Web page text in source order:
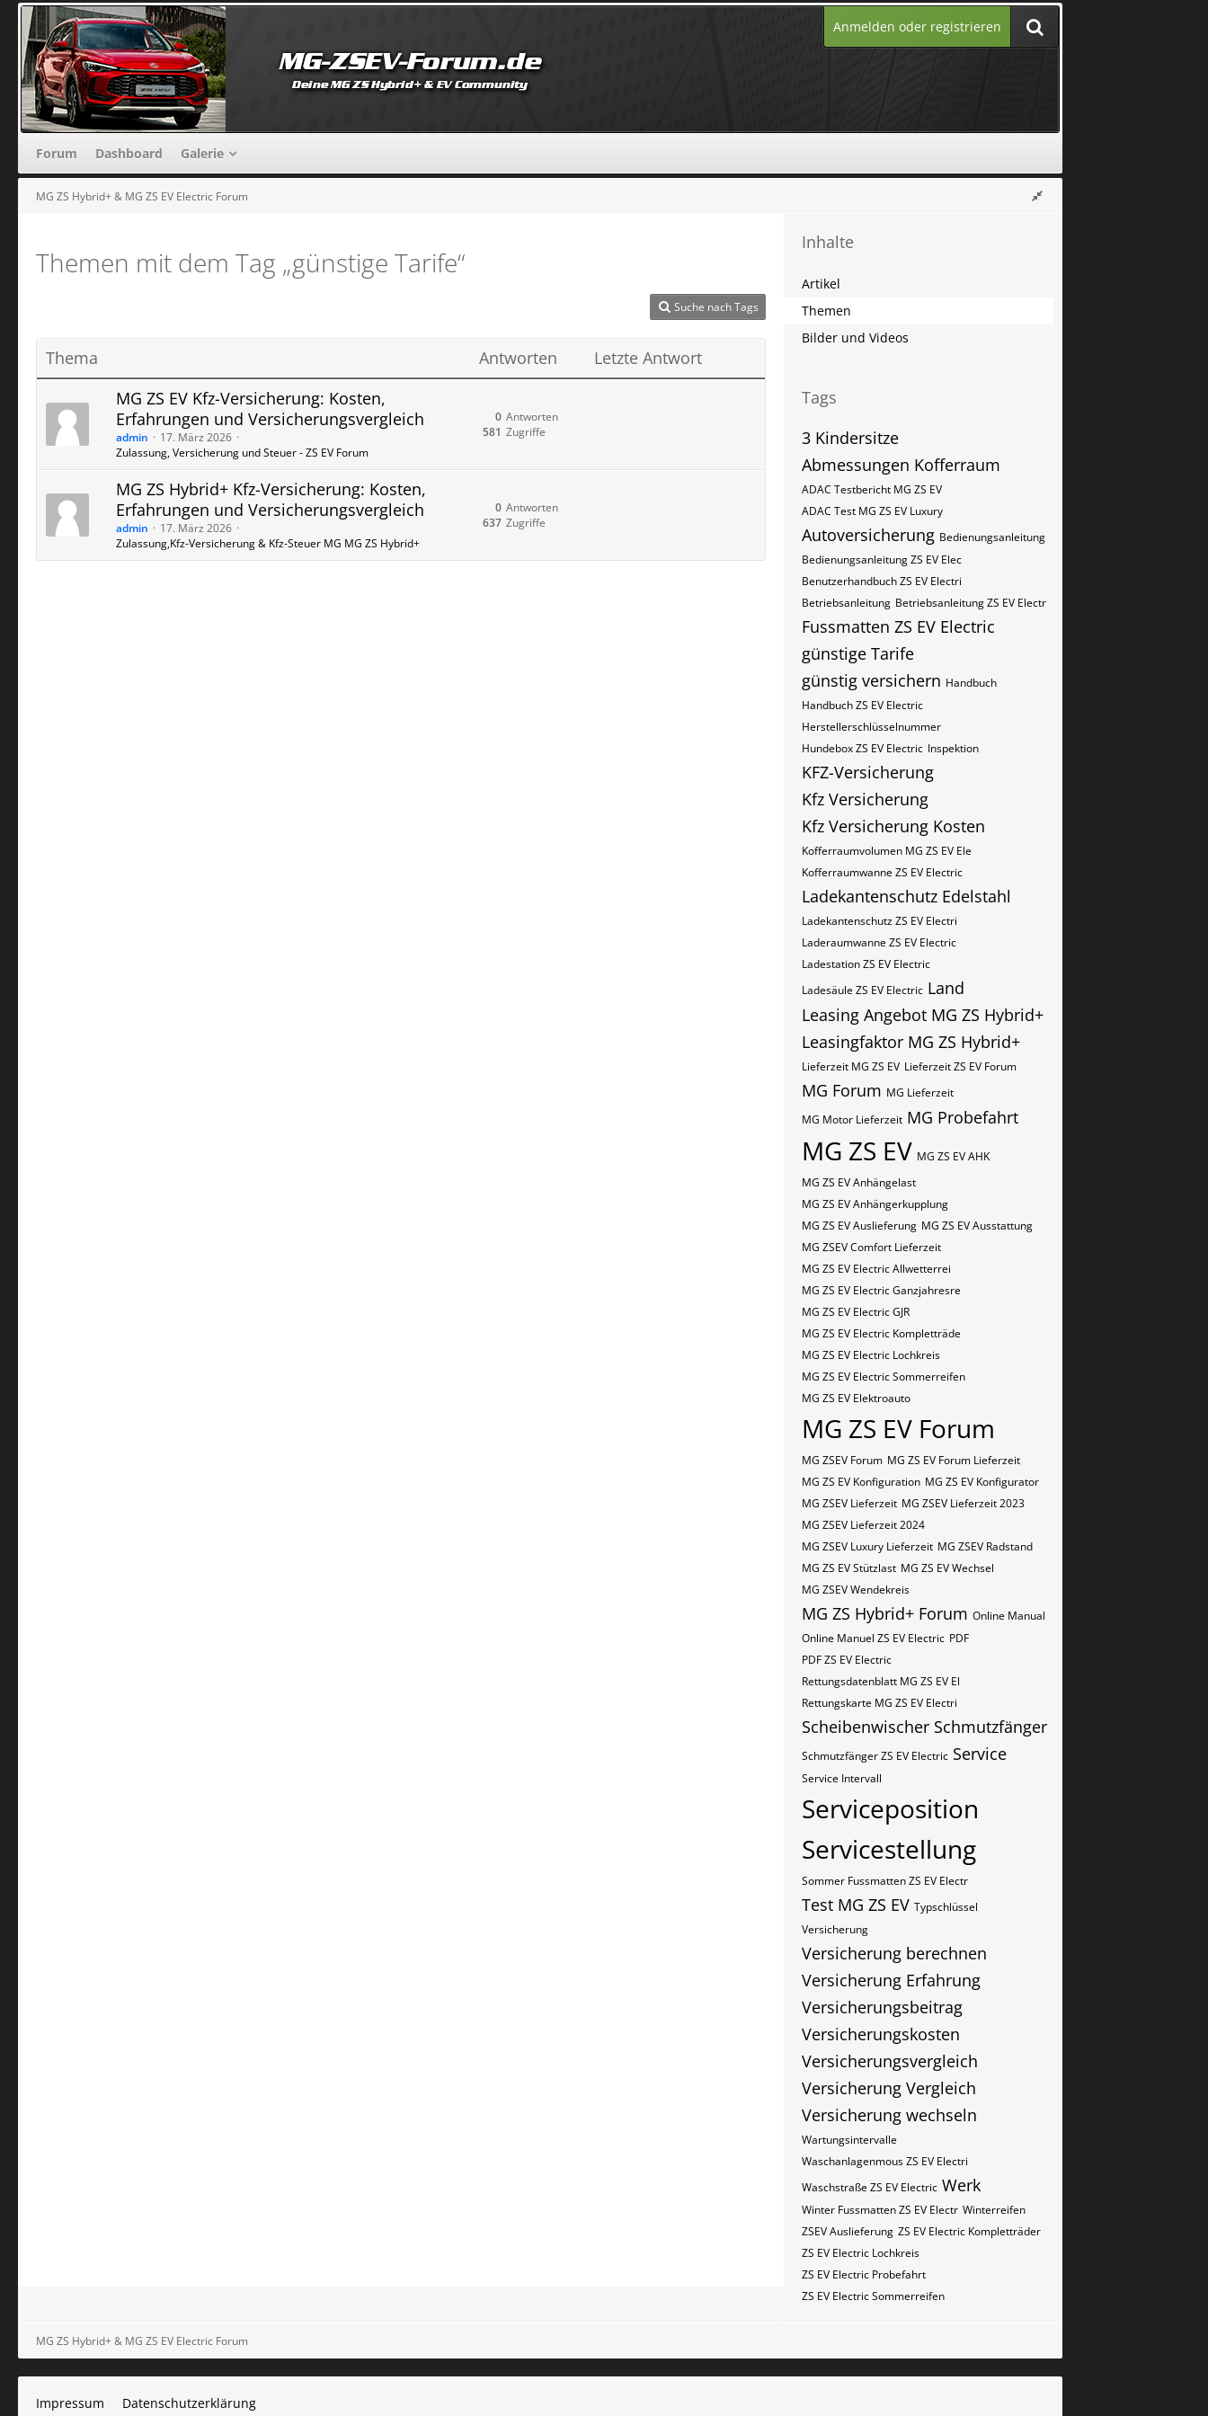
Anmelden oder registrieren
Forum Dashboard Galerie
MG ZS Hybrid+ & MG ZS EV Electric Forum
Themen mit dem Tag „günstige Tarife“
Suche nach Tags
Thema Antworten
Letzte Antwort
MG ZS EV Kfz-Versicherung: Kosten,
Erfahrungen und Versicherungsvergleich
admin
17. März 2026
Zulassung, Versicherung und Steuer - ZS EV Forum
Antworten
0
Zugriffe
581
MG ZS Hybrid+ Kfz-Versicherung: Kosten,
Erfahrungen und Versicherungsvergleich
admin
17. März 2026
Zulassung,Kfz-Versicherung & Kfz-Steuer MG MG ZS Hybrid+
Antworten
0
Zugriffe
637
Inhalte
Artikel
Themen
Bilder und Videos
Tags
3 Kindersitze
Abmessungen Kofferraum
ADAC Testbericht MG ZS EV
ADAC Test MG ZS EV Luxury
Autoversicherung Bedienungsanleitung
Bedienungsanleitung ZS EV Elec
Benutzerhandbuch ZS EV Electri
Betriebsanleitung Betriebsanleitung ZS EV Electr
Fussmatten ZS EV Electric
günstige Tarife
günstig versichern Handbuch
Handbuch ZS EV Electric
Herstellerschlüsselnummer
Hundebox ZS EV Electric Inspektion
KFZ-Versicherung
Kfz Versicherung
Kfz Versicherung Kosten
Kofferraumvolumen MG ZS EV Ele
Kofferraumwanne ZS EV Electric
Ladekantenschutz Edelstahl
Ladekantenschutz ZS EV Electri
Laderaumwanne ZS EV Electric
Ladestation ZS EV Electric
Ladesäule ZS EV Electric Land
Leasing Angebot MG ZS Hybrid+
Leasingfaktor MG ZS Hybrid+
Lieferzeit MG ZS EV Lieferzeit ZS EV Forum
MG Forum MG Lieferzeit
MG Motor Lieferzeit MG Probefahrt
MG ZS EV MG ZS EV AHK
MG ZS EV Anhängelast
MG ZS EV Anhängerkupplung
MG ZS EV Auslieferung MG ZS EV Ausstattung
MG ZSEV Comfort Lieferzeit
MG ZS EV Electric Allwetterrei
MG ZS EV Electric Ganzjahresre
MG ZS EV Electric GJR
MG ZS EV Electric Kompletträde
MG ZS EV Electric Lochkreis
MG ZS EV Electric Sommerreifen
MG ZS EV Elektroauto
MG ZS EV Forum
MG ZSEV Forum MG ZS EV Forum Lieferzeit
MG ZS EV Konfiguration MG ZS EV Konfigurator
MG ZSEV Lieferzeit MG ZSEV Lieferzeit 2023
MG ZSEV Lieferzeit 2024
MG ZSEV Luxury Lieferzeit MG ZSEV Radstand
MG ZS EV Stützlast MG ZS EV Wechsel
MG ZSEV Wendekreis
MG ZS Hybrid+ Forum Online Manual
Online Manuel ZS EV Electric PDF
PDF ZS EV Electric
Rettungsdatenblatt MG ZS EV El
Rettungskarte MG ZS EV Electri
Scheibenwischer Schmutzfänger
Schmutzfänger ZS EV Electric Service
Service Intervall
Serviceposition
Servicestellung
Sommer Fussmatten ZS EV Electr
Test MG ZS EV Typschlüssel
Versicherung
Versicherung berechnen
Versicherung Erfahrung
Versicherungsbeitrag
Versicherungskosten
Versicherungsvergleich
Versicherung Vergleich
Versicherung wechseln
Wartungsintervalle
Waschanlagenmous ZS EV Electri
Waschstraße ZS EV Electric Werk
Winter Fussmatten ZS EV Electr Winterreifen
ZSEV Auslieferung ZS EV Electric Kompletträder
ZS EV Electric Lochkreis
ZS EV Electric Probefahrt
ZS EV Electric Sommerreifen
MG ZS Hybrid+ & MG ZS EV Electric Forum
Impressum
Datenschutzerklärung